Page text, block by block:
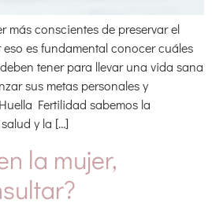
más conscientes de preservar el
es fundamental conocer cuáles
tener para llevar una vida sana
sus metas personales y
Fertilidad sabemos la
y la […]
la mujer,